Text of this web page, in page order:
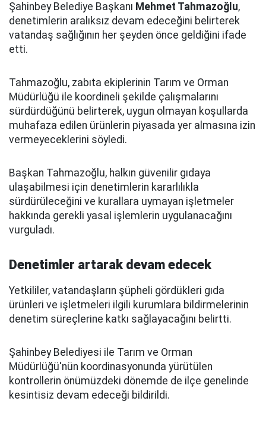
Şahinbey Belediye Başkanı Mehmet Tahmazoğlu,
denetimlerin aralıksız devam edeceğini belirterek
vatandaş sağlığının her şeyden önce geldiğini ifade
etti.
Tahmazoğlu, zabıta ekiplerinin Tarım ve Orman
Müdürlüğü ile koordineli şekilde çalışmalarını
sürdürdüğünü belirterek, uygun olmayan koşullarda
muhafaza edilen ürünlerin piyasada yer almasına izin
vermeyeceklerini söyledi.
Başkan Tahmazoğlu, halkın güvenilir gıdaya
ulaşabilmesi için denetimlerin kararlılıkla
sürdürüleceğini ve kurallara uymayan işletmeler
hakkında gerekli yasal işlemlerin uygulanacağını
vurguladı.
Denetimler artarak devam edecek
Yetkililer, vatandaşların şüpheli gördükleri gıda
ürünleri ve işletmeleri ilgili kurumlara bildirmelerinin
denetim süreçlerine katkı sağlayacağını belirtti.
Şahinbey Belediyesi ile Tarım ve Orman
Müdürlüğü'nün koordinasyonunda yürütülen
kontrollerin önümüzdeki dönemde de ilçe genelinde
kesintisiz devam edeceği bildirildi.